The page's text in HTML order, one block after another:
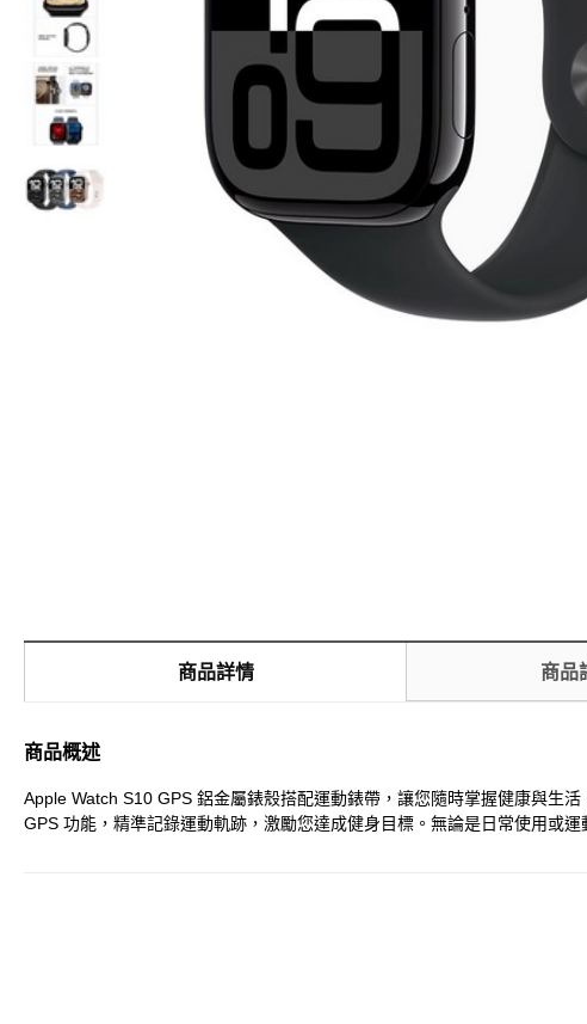
商品詳情 商品
商品概述
Apple Watch S10 GPS 鋁金屬錶殼搭配運動錶帶，讓您隨時掌握健康與生
GPS 功能，精準記錄運動軌跡，激勵您達成健身目標。無論是日常使用或